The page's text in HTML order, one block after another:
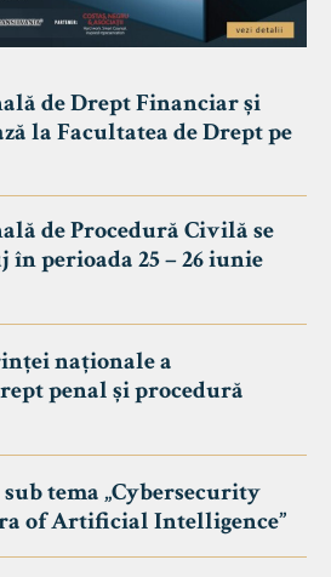
de Drept Financiar și
la Facultatea de Drept pe
de Procedură Civilă se
în perioada 25 – 26 iunie
naționale a
penal și procedură
tema „Cybersecurity
of Artificial Intelligence”